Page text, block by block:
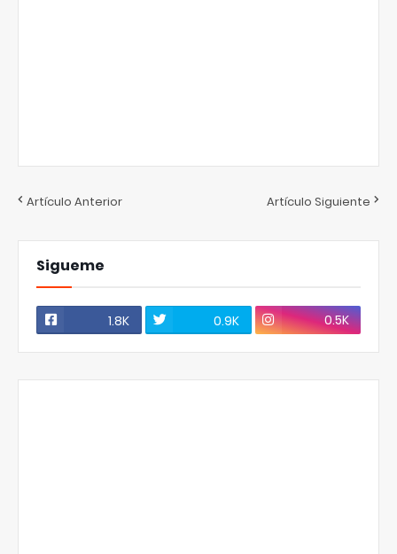
Artículo Anterior Artículo Siguiente
Sigueme
1.8K 0.9K 0.5K